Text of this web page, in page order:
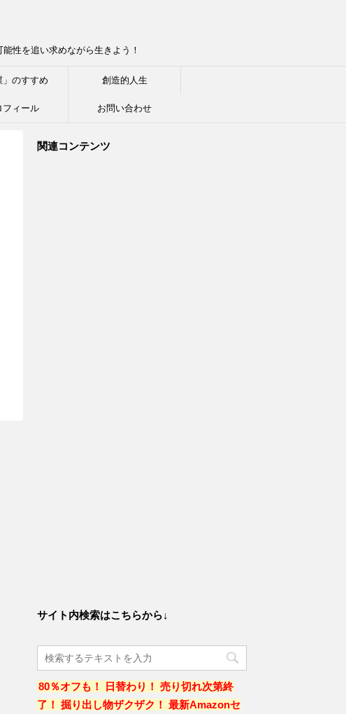
性を追い求めながら生きよう！
」のすすめ 創造的人生
フィール お問い合わせ
関連コンテンツ
サイト内検索はこちらから↓
80％オフも！ 日替わり！ 売り切れ次第終
了！ 掘り出し物ザクザク！ 最新Amazonセ